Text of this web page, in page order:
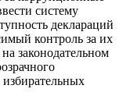
систему
деклараций
контроль за их
законодательном